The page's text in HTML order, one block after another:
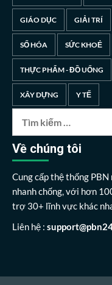
GIÁO DỤC GIẢI TRÍ
SỐ HÓA SỨC KHOẺ
THỰC PHẨM - ĐỒ UỐNG
XÂY DỰNG Y TẾ
cho:
Về chúng tôi
Cung cấp thệ thống
nhanh chống, với hơn
trợ 30+ lĩnh vực khác
Liên hệ :